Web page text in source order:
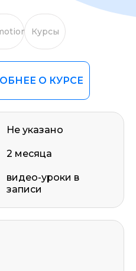
Курсы
О КУРСЕ
Не указано
2 месяца
видео-уроки в
записи